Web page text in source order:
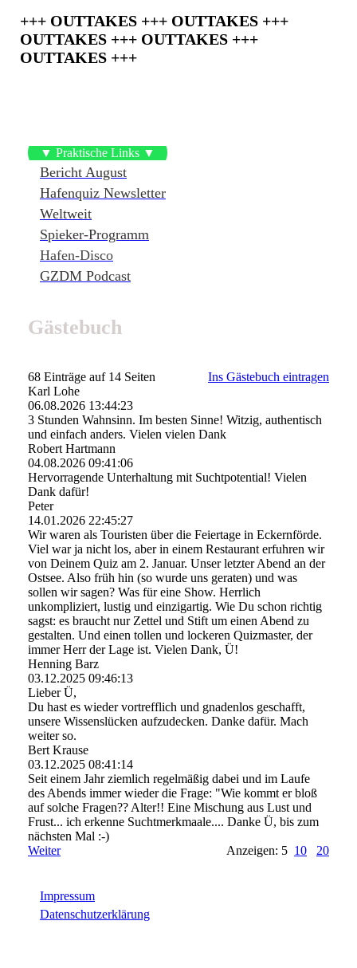
+++ OUTTAKES +++ OUTTAKES +++
OUTTAKES +++ OUTTAKES +++
OUTTAKES +++
▼ Praktische Links ▼
Bericht August
Hafenquiz Newsletter
Weltweit
Spieker-Programm
Hafen-Disco
GZDM Podcast
Gästebuch
68 Einträge auf 14 Seiten
Ins Gästebuch eintragen
Karl Lohe
06.08.2026 13:44:23
3 Stunden Wahnsinn. Im besten Sinne! Witzig, authentisch
und einfach anders. Vielen vielen Dank
Robert Hartmann
04.08.2026 09:41:06
Hervorragende Unterhaltung mit Suchtpotential! Vielen
Dank dafür!
Peter
14.01.2026 22:45:27
Wir waren als Touristen über die Feiertage in Eckernförde.
Viel war ja nicht los, aber in einem Restaurant erfuhren wir
von Deinem Quiz am 2. Januar. Unser letzter Abend an der
Ostsee. Also früh hin (so wurde uns geraten) und was
sollen wir sagen? Was für eine Show. Herrlich
unkompliziert, lustig und einzigartig. Wie Du schon richtig
sagst: es braucht nur Zettel und Stift um einen Abend zu
gestalten. Und einen tollen und lockeren Quizmaster, der
immer Herr der Lage ist. Vielen Dank, Ü!
Henning Barz
03.12.2025 09:46:13
Lieber Ü,
Du hast es wieder vortrefflich und gnadenlos geschafft,
unsere Wissenslücken aufzudecken. Danke dafür. Mach
weiter so.
Bert Krause
03.12.2025 08:41:14
Seit einem Jahr ziemlich regelmäßig dabei und im Laufe
des Abends immer wieder die Frage: "Wie kommt er bloß
auf solche Fragen?? Alter!! Eine Mischung aus Lust und
Frust... ich erkenne Suchtmerkmaale.... Danke Ü, bis zum
nächsten Mal :-)
Weiter
Anzeigen: 5 10 20
Impressum
Datenschutzerklärung